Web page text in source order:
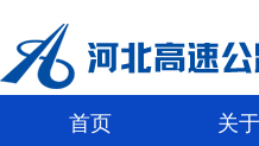
首页 关